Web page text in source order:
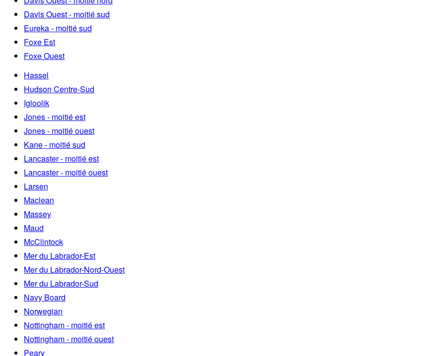
Davis Ouest - moitié sud
Eureka - moitié sud
Foxe Est
Foxe Ouest
Hassel
Hudson Centre-Sud
Igloolik
Jones - moitié est
Jones - moitié ouest
Kane - moitié sud
Lancaster - moitié est
Lancaster - moitié ouest
Larsen
Maclean
Massey
Maud
McClintock
Mer du Labrador-Est
Mer du Labrador-Nord-Ouest
Mer du Labrador-Sud
Navy Board
Norwegian
Nottingham - moitié est
Nottingham - moitié ouest
Peary